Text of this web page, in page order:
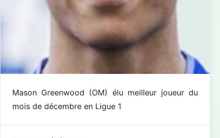
Mason Greenwood (OM) élu meilleur joueur du
mois de décembre en Ligue 1